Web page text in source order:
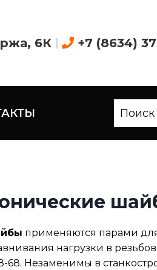
6К | +7 (8634)
Поиск
применяются парами
нагрузки в
68. Незаменимы в